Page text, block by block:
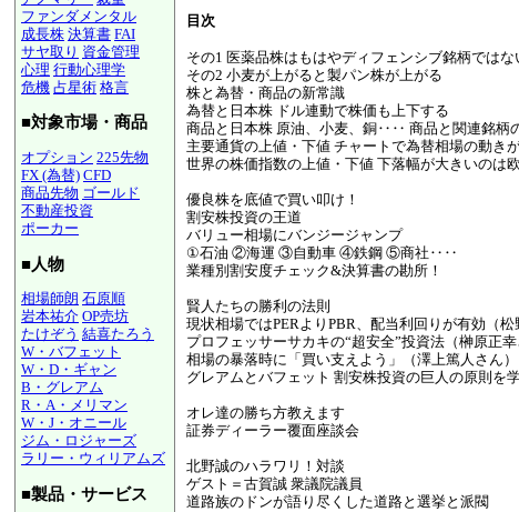
ファンダメンタル
成長株 決算書 FAI
サヤ取り 資金管理
心理 行動心理学
危機 占星術 格言
■対象市場・商品
オプション 225先物
FX (為替) CFD
商品先物 ゴールド
不動産投資
ポーカー
■人物
相場師朗 石原順
岩本祐介 OP売坊
たけぞう 結喜たろう
W・バフェット
W・D・ギャン
B・グレアム
R・A・メリマン
W・J・オニール
ジム・ロジャーズ
ラリー・ウィリアムズ
■製品・サービス
目次
その1 医薬品株はもはやディフェンシブ銘柄ではな
その2 小麦が上がると製パン株が上がる
株と為替・商品の新常識
為替と日本株 ドル連動で株価も上下する
商品と日本株 原油、小麦、銅‥‥ 商品と関連銘柄
主要通貨の上値・下値 チャートで為替相場の動き
世界の株価指数の上値・下値 下落幅が大きいのは
優良株を底値で買い叩け！
割安株投資の王道
バリュー相場にバンジージャンプ
①石油 ②海運 ③自動車 ④鉄鋼 ⑤商社‥‥
業種別割安度チェック&決算書の勘所！
賢人たちの勝利の法則
現状相場ではPERよりPBR、配当利回りが有効（松
プロフェッサーサカキの“超安全”投資法（榊原正幸
相場の暴落時に「買い支えよう」（澤上篤人さん）
グレアムとバフェット 割安株投資の巨人の原則を
オレ達の勝ち方教えます
証券ディーラー覆面座談会
北野誠のハラワリ！対談
ゲスト＝古賀誠 衆議院議員
道路族のドンが語り尽くした道路と選挙と派閥